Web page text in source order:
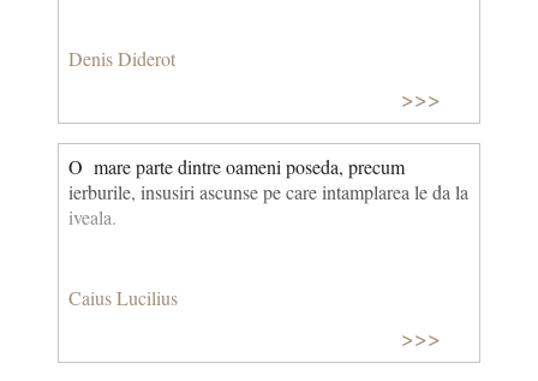
Denis Diderot
>>>
O mare parte dintre oameni poseda, precum
ierburile, insusiri ascunse pe care intamplarea le da la
iveala.
Caius Lucilius
>>>